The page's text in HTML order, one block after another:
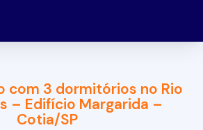
com 3 dormitórios no Rio
– Edifício Margarida –
Cotia/SP